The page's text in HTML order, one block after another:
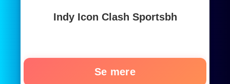
Indy Icon Clash Sportsbh
Se mere